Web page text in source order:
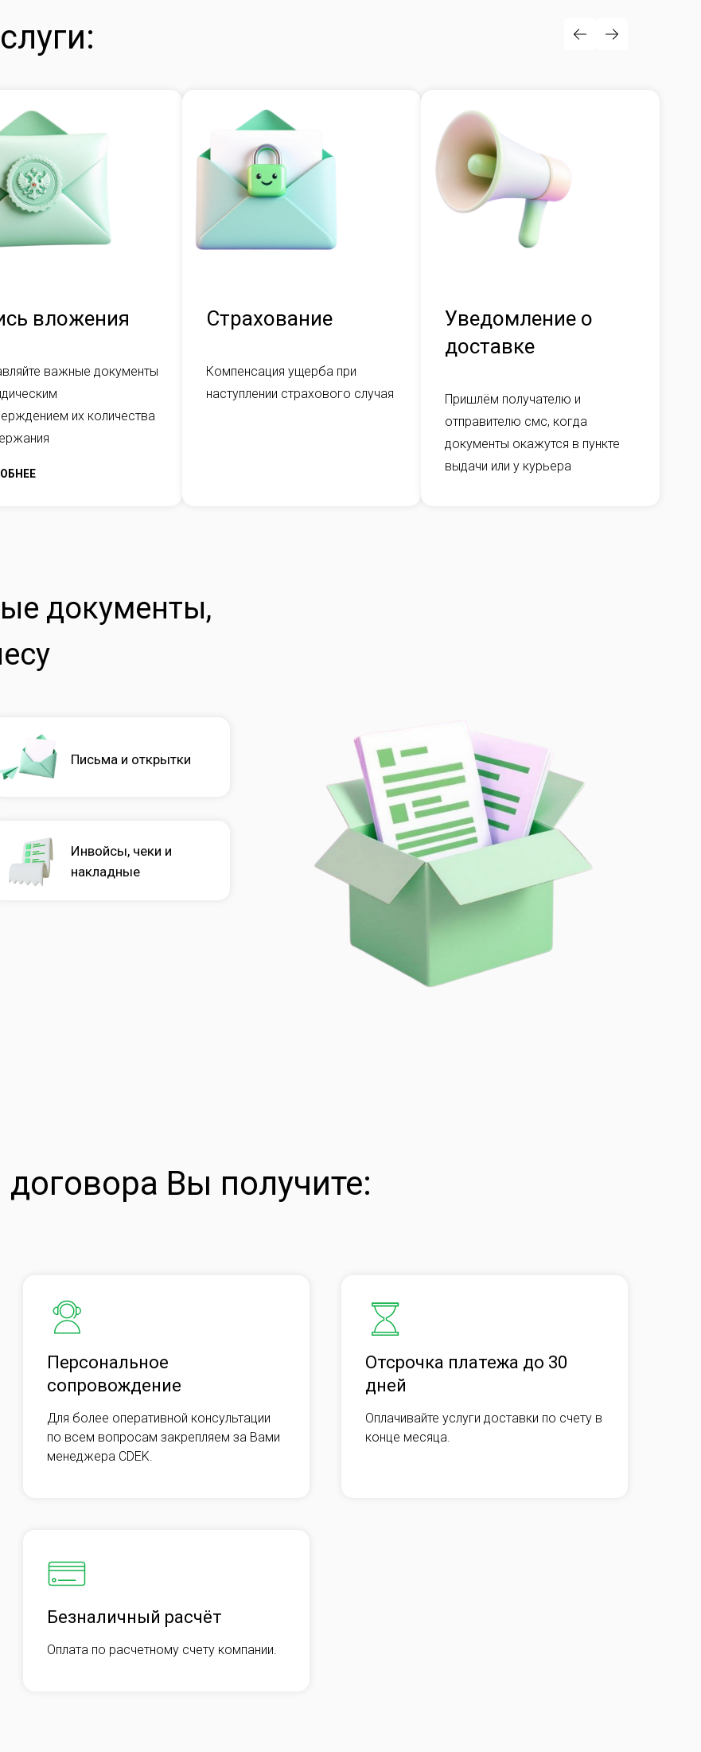
вложения
важные документы
их количества
Страхование
Компенсация ущерба при
наступлении страхового случая
Уведомление о
доставке
Пришлём получателю и
отправителю смс, когда
документы окажутся в пункте
выдачи или у курьера
документы,
Инвойсы, чеки и
накладные
Письма и открытки
Вы получите:
Персональное
сопровождение
Для более оперативной консультации
по всем вопросам закрепляем за Вами
менеджера CDEK.
Отсрочка платежа до 30
дней
Оплачивайте услуги доставки по счету в
конце месяца.
Безналичный расчёт
Оплата по расчетному счету компании.